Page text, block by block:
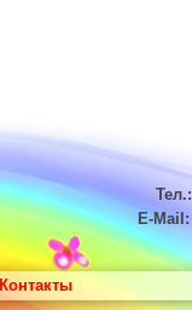
Контакты
Тел.:
E-Mail: